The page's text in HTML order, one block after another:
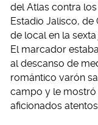
del Atlas contra
Estadio Jalisco, de
de local en la
El marcador
al descanso de
romántico varón
campo y le mostró
aficionados